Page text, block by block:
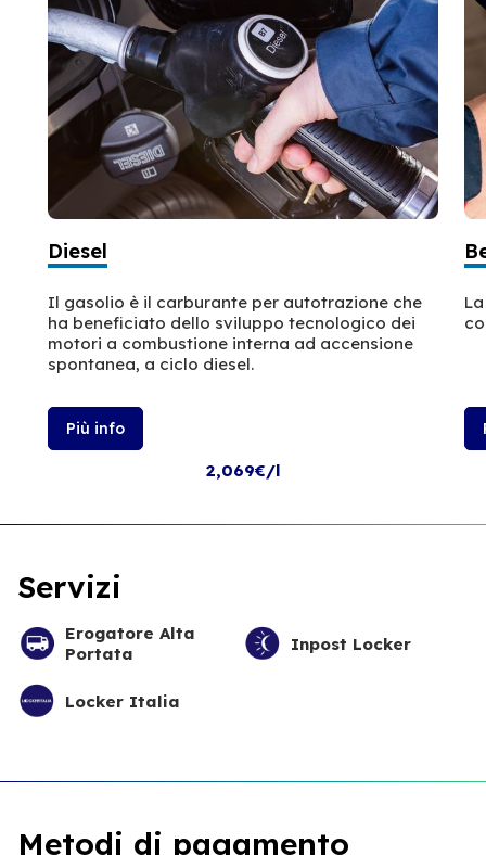
Diesel
Il gasolio è il carburante per autotrazione che
ha beneficiato dello sviluppo tecnologico dei
motori a combustione interna ad accensione
spontanea, a ciclo diesel.
Più info
2,069€/l
Servizi
Erogatore Alta
Portata
Inpost Locker
Locker Italia
Metodi di pagamento